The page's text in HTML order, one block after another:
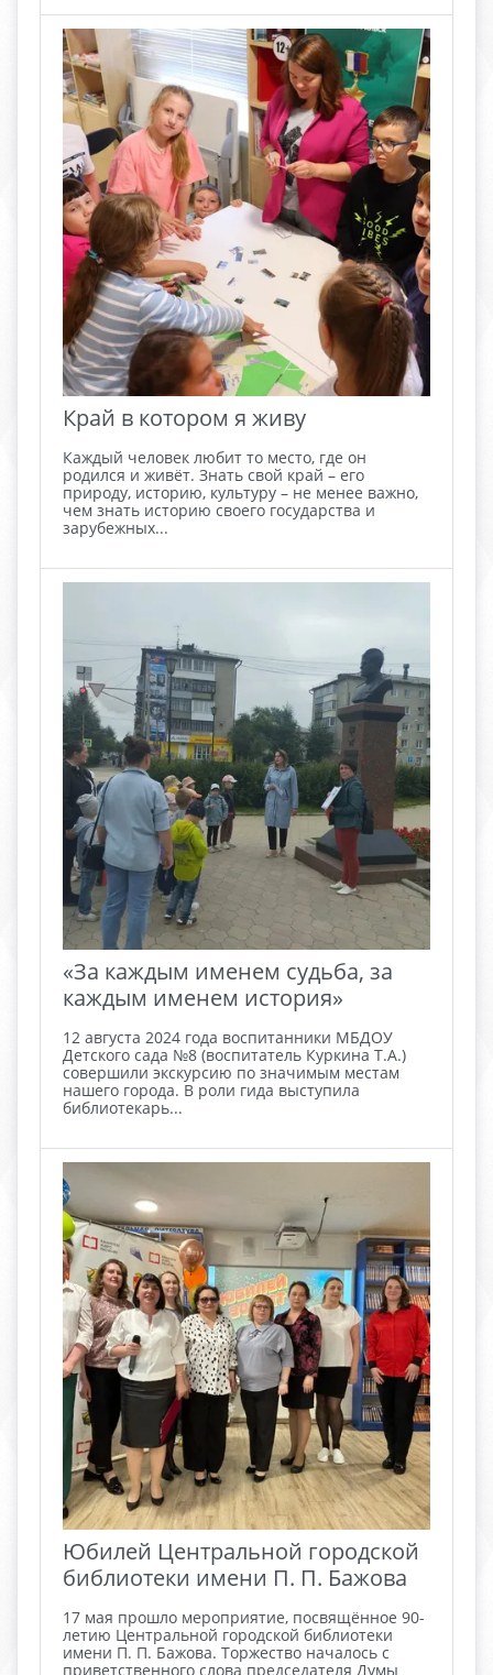
Край в котором я живу
Каждый человек любит то место, где он
родился и живёт. Знать свой край – его
природу, историю, культуру – не менее важно,
чем знать историю своего государства и
зарубежных...
«За каждым именем судьба, за
каждым именем история»
12 августа 2024 года воспитанники МБДОУ
Детского сада №8 (воспитатель Куркина Т.А.)
совершили экскурсию по значимым местам
нашего города. В роли гида выступила
библиотекарь...
Юбилей Центральной городской
библиотеки имени П. П. Бажова
17 мая прошло мероприятие, посвящённое 90-
летию Центральной городской библиотеки
имени П. П. Бажова. Торжество началось с
приветственного слова председателя Думы